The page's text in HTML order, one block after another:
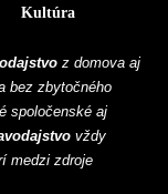
Kultúra
z domova aj
bez zbytočného
spoločenské aj
vždy
medzi zdroje